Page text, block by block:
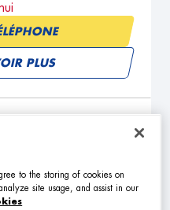
PLUS
to the storing of cookies on
site usage, and assist in our